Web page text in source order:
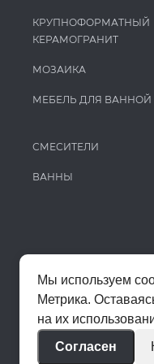
КРУПНОФОРМАТНЫЙ
КЕРАМОГРАНИТ
МОЗАИКА
МЕБЕЛЬ ДЛЯ ВАННОЙ
СМЕСИТЕЛИ
ВАННЫ
Мы используем cookie
Цены на сайте
© 2020–2026
Мы используем
Метрика.
на их
Согласен